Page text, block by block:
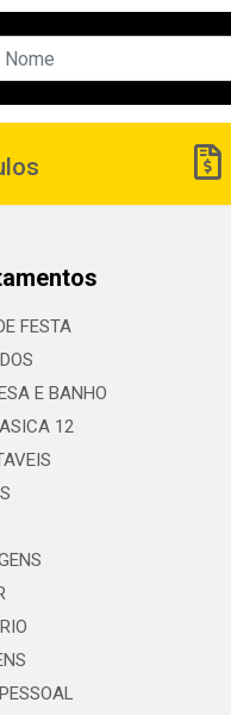
FESTA
E BANHO
12